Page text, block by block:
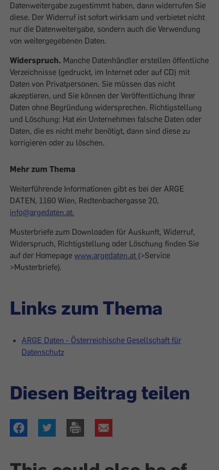
Datenweitergabe zugestimmt haben, dann widerrufen Sie
diese. Der Widerruf ist sofort wirksam und verbietet nicht
nur die Datenweitergabe, sondern auch die Verwendung
von weitergegebenen Daten.
Widerspruch. Manche Datenhändler erstellen öffentliche
Verzeichnisse (gedruckt, im Internet oder auf CD) mit
Daten von Privatpersonen. Sie müssen das nicht
akzeptieren, und Sie können der Veröffentlichung Ihrer
Daten ohne Begründung widersprechen. Richtigstellung
und Löschung: Hat ein Unternehmen falsche Daten oder
Daten, die es nicht mehr benötigt, dann sind diese zu
korrigieren oder zu löschen.
Mehr zum Thema
Weiterführende Informationen gibt es bei der ARGE
DATEN, 1160 Wien, Redtenbachergasse 20,
info@argedaten.at.
Musterbriefe zum Downloaden für Auskunft, Widerruf,
Widerspruch, Richtigstellung oder Löschung finden Sie
auf der Homepage www.argedaten.at (>Service
>Musterbriefe).
Links zum Thema
ARGE Daten - Österreichische Gesellschaft für
Datenschutz
Diesen Beitrag teilen